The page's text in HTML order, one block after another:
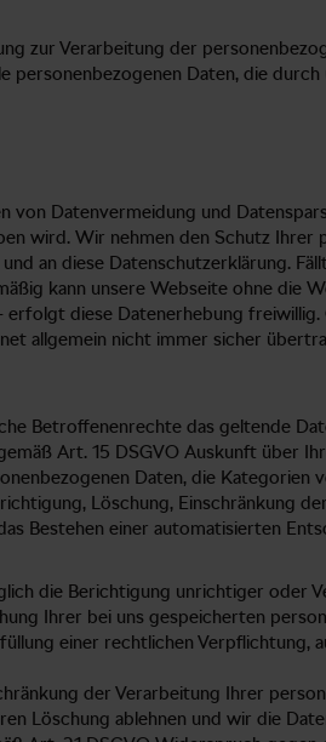
zur Verarbeitung der
personenbezogenen Daten, die
von Datenvermeidung und
wird. Wir nehmen den Schutz
an diese Datenschutzerklärung.
kann unsere Webseite ohne die
diese Datenerhebung
allgemein nicht immer sicher
Betroffenenrechte das geltende
Art. 15 DSGVO Auskunft über
Daten, die
Löschung,
Bestehen einer automatisierten
die Berichtigung unrichtiger oder
Ihrer bei uns gespeicherten
einer rechtlichen
der Verarbeitung Ihrer
Löschung ablehnen und wir die